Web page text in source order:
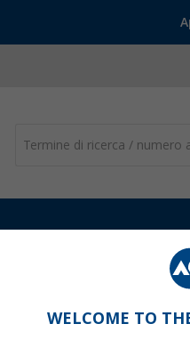
WELCOME TO